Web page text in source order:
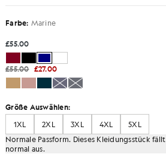
Farbe: Marine
£55.00
£55.00 £27.00
Größe Auswählen:
1XL
2XL 3XL 4XL
5XL
Normale Passform. Dieses Kleidungsstück fällt
normal aus.